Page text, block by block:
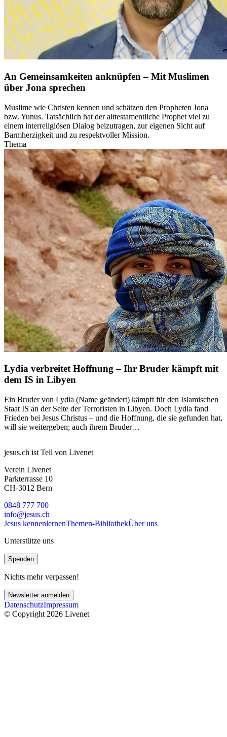
An Gemeinsamkeiten anknüpfen – Mit Muslimen
über Jona sprechen
Muslime wie Christen kennen und schätzen den Propheten Jona
bzw. Yunus. Tatsächlich hat der alttestamentliche Prophet viel zu
einem interreligiösen Dialog beizutragen, zur eigenen Sicht auf
Barmherzigkeit und zu respektvoller Mission.
Thema
Lydia verbreitet Hoffnung – Ihr Bruder kämpft mit
dem IS in Libyen
Ein Bruder von Lydia (Name geändert) kämpft für den Islamischen
Staat IS an der Seite der Terroristen in Libyen. Doch Lydia fand
Frieden bei Jesus Christus – und die Hoffnung, die sie gefunden hat,
will sie weitergeben; auch ihrem Bruder…
jesus.ch ist Teil von Livenet
Verein Livenet
Parkterrasse 10
CH-3012 Bern
0848 777 700
info@jesus.ch
Jesus kennenlernenThemen-BibliothekÜber uns
Unterstütze uns
Spenden
Nichts mehr verpassen!
Newsletter anmelden
DatenschutzImpressum
© Copyright 2026 Livenet